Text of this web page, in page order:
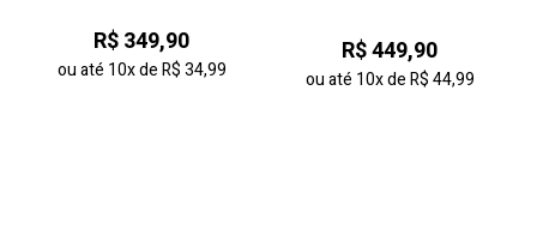
R$ 349,90
ou até 10xdeR$ 34,99
R$ 449,90
ou até 10xdeR$ 44,99